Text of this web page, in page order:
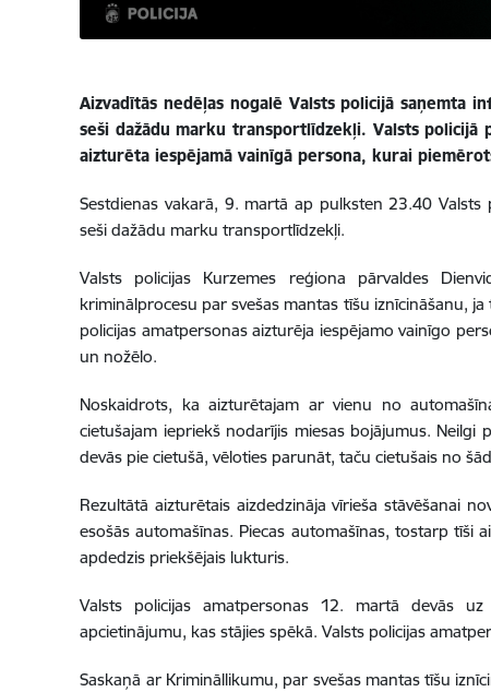
Aizvadītās nedēļas nogalē Valsts policijā saņemta
seši dažādu marku transportlīdzekļi. Valsts policijā
aizturēta iespējamā vainīgā persona, kurai
Sestdienas vakarā, 9. martā ap pulksten 23.40
seši dažādu marku transportlīdzekļi.
Valsts policijas Kurzemes reģiona pārvaldes
kriminālprocesu par svešas mantas tīšu iznīcināšanu,
policijas amatpersonas aizturēja iespējamo vainīgo
un nožēlo.
Noskaidrots, ka aizturētajam ar vienu no
cietušajam iepriekš nodarījis miesas bojājumus.
devās pie cietušā, vēloties parunāt, taču cietušais no
Rezultātā aizturētais aizdedzināja vīrieša stāvēšanai
esošās automašīnas. Piecas automašīnas, tostarp tīši
apdedzis priekšējais lukturis.
Valsts policijas amatpersonas 12. martā devās
apcietinājumu, kas stājies spēkā. Valsts policijas
Saskaņā ar Krimināllikumu, par svešas mantas tīšu